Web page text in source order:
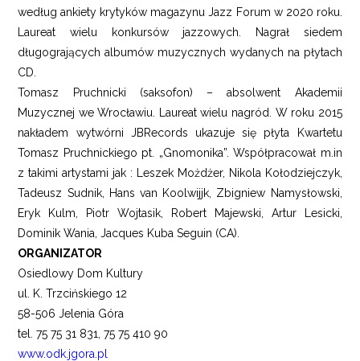
według ankiety krytyków magazynu Jazz Forum w 2020 roku.
Laureat wielu konkursów jazzowych. Nagrał siedem
długogrających albumów muzycznych wydanych na płytach
CD.
Tomasz Pruchnicki (saksofon) – absolwent Akademii
Muzycznej we Wrocławiu. Laureat wielu nagród. W roku 2015
nakładem wytwórni JBRecords ukazuje się płyta Kwartetu
Tomasz Pruchnickiego pt. „Gnomonika”. Współpracował m.in
z takimi artystami jak : Leszek Możdżer, Nikola Kołodziejczyk,
Tadeusz Sudnik, Hans van Koolwijjk, Zbigniew Namysłowski,
Eryk Kulm, Piotr Wojtasik, Robert Majewski, Artur Lesicki,
Dominik Wania, Jacques Kuba Seguin (CA).
ORGANIZATOR
Osiedlowy Dom Kultury
ul. K. Trzcińskiego 12
58-506 Jelenia Góra
tel. 75 75 31 831, 75 75 410 90
www.odk.jgora.pl